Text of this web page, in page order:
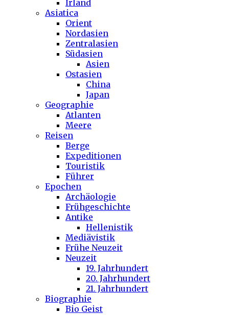
Irland
Asiatica
Orient
Nordasien
Zentralasien
Südasien
Asien
Ostasien
China
Japan
Geographie
Atlanten
Meere
Reisen
Berge
Expeditionen
Touristik
Führer
Epochen
Archäologie
Frühgeschichte
Antike
Hellenistik
Mediävistik
Frühe Neuzeit
Neuzeit
19. Jahrhundert
20. Jahrhundert
21. Jahrhundert
Biographie
Bio Geist